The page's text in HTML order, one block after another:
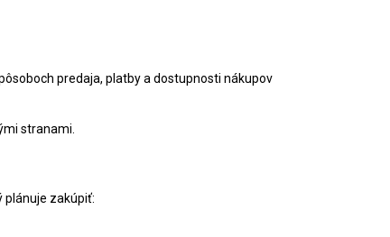
predaja, platby a dostupnosti nákupov
stranami.
plánuje zakúpiť: